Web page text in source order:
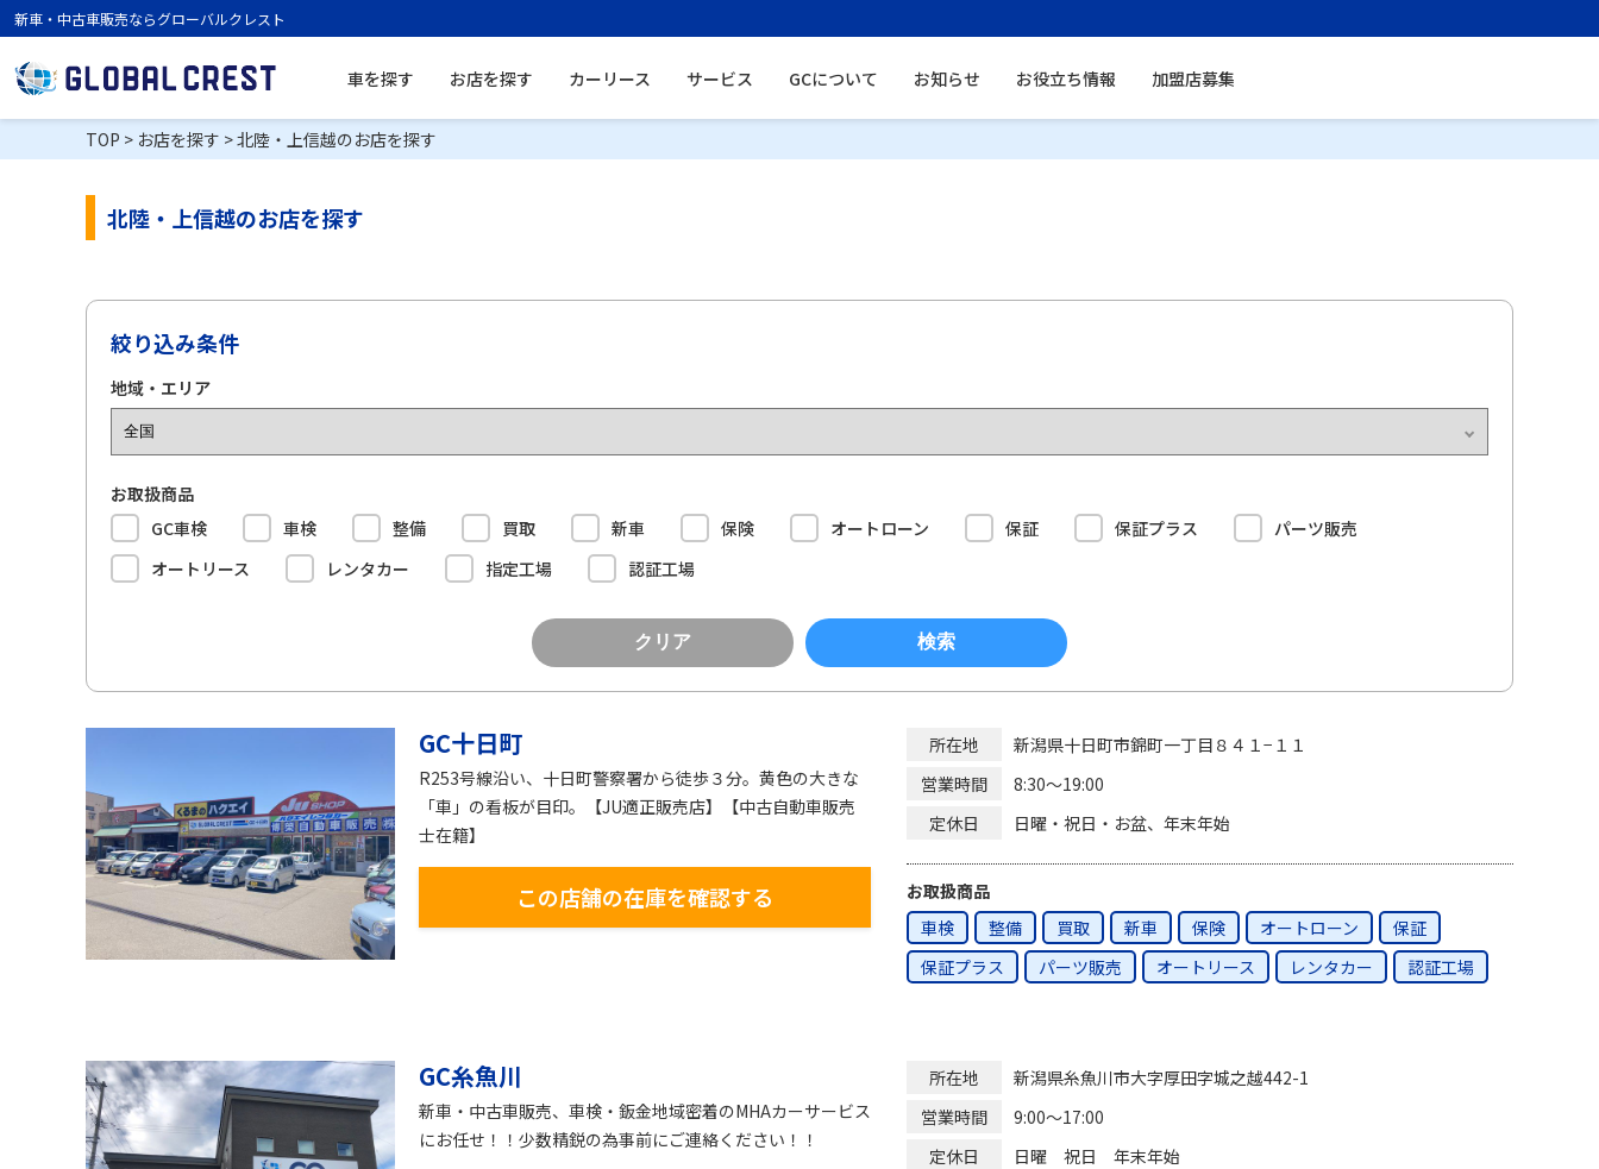
新車・中古車販売ならグローバルクレスト
車を探す お店を探す カーリース サービス GCについて お知らせ お役立ち情報 加盟店募集
TOP > お店を探す >北陸・上信越のお店を探す
北陸・上信越のお店を探す
絞り込み条件
地域・エリア
お取扱商品
GC車検
車検 整備 買取 新車 保険 オートローン 保証 保証プラス
パーツ販売
オートリース
レンタカー 指定工場 認証工場
クリア 検索
GC十日町
R253号線沿い、十日町警察署から徒歩３分。黄色の大きな
「車」の看板が目印。【JU適正販売店】【中古自動車販売
士在籍】
この店舗の在庫を確認する
所在地
新潟県十日町市錦町一丁目８４１−１１
営業時間
8:30〜19:00
定休日
日曜・祝日・お盆、年末年始
お取扱商品
車検
整備 買取 新車 保険 オートローン
保証
保証プラス
パーツ販売 オートリース レンタカー 認証工場
GC糸魚川
新車・中古車販売、車検・鈑金地域密着のMHAカーサービス
にお任せ！！少数精鋭の為事前にご連絡ください！！
所在地
新潟県糸魚川市大字厚田字城之越442-1
営業時間
9:00～17:00
定休日
日曜 祝日 年末年始